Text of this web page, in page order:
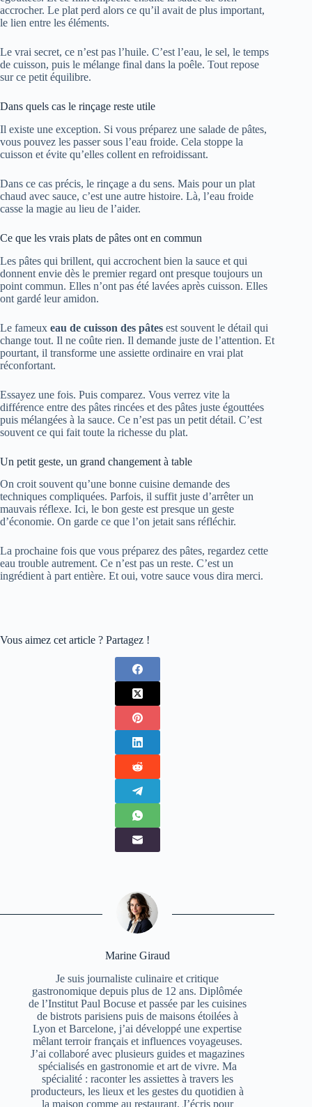
accrocher. Le plat perd alors ce qu’il avait de plus important,
le lien entre les éléments.
Le vrai secret, ce n’est pas l’huile. C’est l’eau, le sel, le temps
de cuisson, puis le mélange final dans la poêle. Tout repose
sur ce petit équilibre.
Dans quels cas le rinçage reste utile
Il existe une exception. Si vous préparez une salade de pâtes,
vous pouvez les passer sous l’eau froide. Cela stoppe la
cuisson et évite qu’elles collent en refroidissant.
Dans ce cas précis, le rinçage a du sens. Mais pour un plat
chaud avec sauce, c’est une autre histoire. Là, l’eau froide
casse la magie au lieu de l’aider.
Ce que les vrais plats de pâtes ont en commun
Les pâtes qui brillent, qui accrochent bien la sauce et qui
donnent envie dès le premier regard ont presque toujours un
point commun. Elles n’ont pas été lavées après cuisson. Elles
ont gardé leur amidon.
Le fameux eau de cuisson des pâtes est souvent le détail qui
change tout. Il ne coûte rien. Il demande juste de l’attention. Et
pourtant, il transforme une assiette ordinaire en vrai plat
réconfortant.
Essayez une fois. Puis comparez. Vous verrez vite la
différence entre des pâtes rincées et des pâtes juste égouttées
puis mélangées à la sauce. Ce n’est pas un petit détail. C’est
souvent ce qui fait toute la richesse du plat.
Un petit geste, un grand changement à table
On croit souvent qu’une bonne cuisine demande des
techniques compliquées. Parfois, il suffit juste d’arrêter un
mauvais réflexe. Ici, le bon geste est presque un geste
d’économie. On garde ce que l’on jetait sans réfléchir.
La prochaine fois que vous préparez des pâtes, regardez cette
eau trouble autrement. Ce n’est pas un reste. C’est un
ingrédient à part entière. Et oui, votre sauce vous dira merci.
Vous aimez cet article ? Partagez !
Marine Giraud
Je suis journaliste culinaire et critique
gastronomique depuis plus de 12 ans. Diplômée
de l’Institut Paul Bocuse et passée par les cuisines
de bistrots parisiens puis de maisons étoilées à
Lyon et Barcelone, j’ai développé une expertise
mêlant terroir français et influences voyageuses.
J’ai collaboré avec plusieurs guides et magazines
spécialisés en gastronomie et art de vivre. Ma
spécialité : raconter les assiettes à travers les
producteurs, les lieux et les gestes du quotidien à
la maison comme au restaurant. J’écris pour